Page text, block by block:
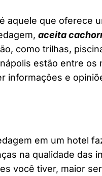
aquele que oferece
aceita
como trilhas,
estão entre
informações e
em um hotel
na qualidade das
você tiver, maior